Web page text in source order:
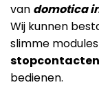
van domotica
Wij kunnen
slimme
bedienen.